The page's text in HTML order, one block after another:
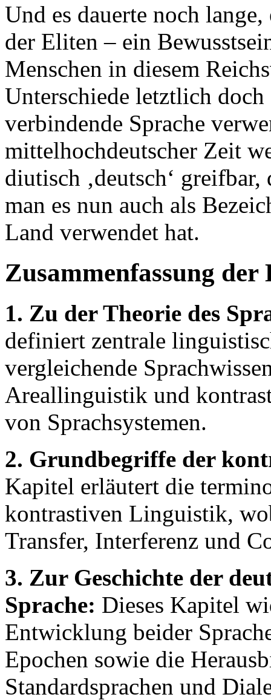
Und es dauerte noch
der Eliten – ein
Menschen in diesem
Unterschiede letztlich doch
verbindende Sprache
mittelhochdeutscher Zeit
diutisch ‚deutsch‘
man es nun auch als
Land verwendet hat.
Zusammenfassung der
1. Zu der Theorie des
definiert zentrale
vergleichende
Areallinguistik und
von Sprachsystemen.
2. Grundbegriffe der
Kapitel erläutert die
kontrastiven Linguistik,
Transfer, Interferenz und
3. Zur Geschichte der
Sprache: Dieses Kapitel
Entwicklung beider
Epochen sowie die
Standardsprachen und